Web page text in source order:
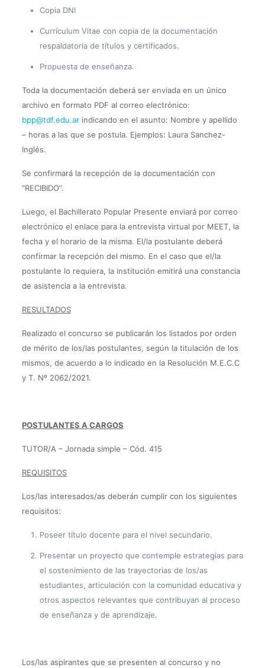
Copia DNI
Currículum Vitae con copia de la documentación
respaldatoria de títulos y certificados.
Propuesta de enseñanza.
Toda la documentación deberá ser enviada en un único
archivo en formato PDF al correo electrónico:
bpp@tdf.edu.arindicando en el asunto: Nombre y apellido
– horas a las que se postula. Ejemplos: Laura Sanchez-
Inglés.
Se confirmará la recepción de la documentación con
“RECIBIDO”.
Luego, el Bachillerato Popular Presente enviará por correo
electrónico el enlace para la entrevista virtual por MEET, la
fecha y el horario de la misma. El/la postulante deberá
confirmar la recepción del mismo. En el caso que el/la
postulante lo requiera, la institución emitirá una constancia
de asistencia a la entrevista.
RESULTADOS
Realizado el concurso se publicarán los listados por orden
de mérito de los/las postulantes, según la titulación de los
mismos, de acuerdo a lo indicado en la Resolución M.E.C.C
y T. Nº 2062/2021.
POSTULANTES A CARGOS
TUTOR/A – Jornada simple – Cód. 415
REQUISITOS
Los/las interesados/as deberán cumplir con los siguientes
requisitos:
Poseer título docente para el nivel secundario.
Presentar un proyecto que contemple estrategias para
el sostenimiento de las trayectorias de los/as
estudiantes, articulación con la comunidad educativa y
otros aspectos relevantes que contribuyan al proceso
de enseñanza y de aprendizaje.
Los/las aspirantes que se presenten al concurso y no